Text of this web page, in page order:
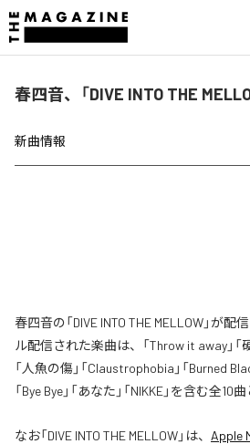
春四音、「DIVE INTO THE
新曲情報
春四音の「DIVE INTO THE MELLOW」が
ル配信された楽曲は、「Throw it away」「
「人魚の傷」「Claustrophobia」「Burned
「Bye Bye」「あなた」「NIKKE」を含む全10
なお「DIVE INTO THE MELLOW」は、 Apple